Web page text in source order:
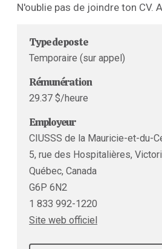
N'oublie pas de joindre ton CV.
Type de poste
Temporaire (sur appel)
Rémunération
29.37 $/heure
Employeur
CIUSSS de la Mauricie-et-du-
5, rue des Hospitalières,
Québec, Canada
G6P 6N2
1 833 992-1220
Site web officiel